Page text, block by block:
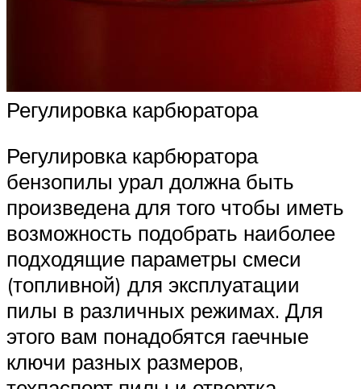
Регулировка карбюратора
Регулировка карбюратора
бензопилы урал должна быть
произведена для того чтобы иметь
возможность подобрать наиболее
подходящие параметры смеси
(топливной) для эксплуатации
пилы в различных режимах. Для
этого вам понадобятся гаечные
ключи разных размеров,